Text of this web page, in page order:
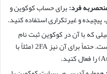
فرد:برای حساب کوکوین و
پیچیده و غیرتکراری استفاده کنید.
که با آن در کوکوین ثبت نام
کرده اید، شاه کلید حساب شماست. حتماً برای آن نیز 2FA (مثلاً با